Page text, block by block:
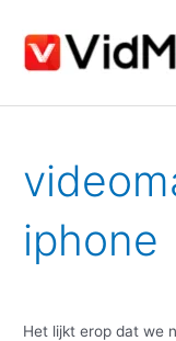
naar
artikel
iphone
Het lijkt erop dat we
naar: